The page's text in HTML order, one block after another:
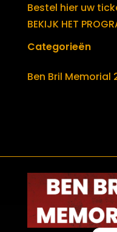
Bestel hier uw
BEKIJK HET
Categorieën
Ben Bril Memorial